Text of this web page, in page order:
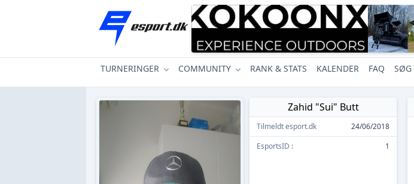
TURNERINGER COMMUNITY RANK & STATS KALENDER FAQ SØG
Zahid "Sui" Butt
Tilmeldt esport.dk
24/06/2018
EsportsID :
1